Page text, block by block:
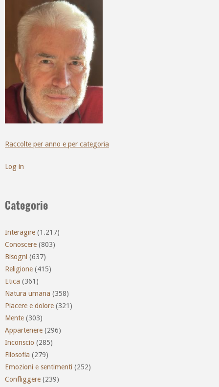
Raccolte per anno e per categoria
Log in
Categorie
Interagire (1.217)
Conoscere (803)
Bisogni (637)
Religione (415)
Etica (361)
Natura umana (358)
Piacere e dolore (321)
Mente (303)
Appartenere (296)
Inconscio (285)
Filosofia (279)
Emozioni e sentimenti (252)
Confliggere (239)